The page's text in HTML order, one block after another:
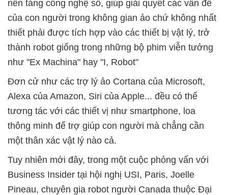
nền tảng công nghệ số, giúp giải quyết các vấn đề
của con người trong không gian ảo chứ không nhất
thiết phải được tích hợp vào các thiết bị vật lý, trở
thành robot giống trong những bộ phim viễn tưởng
như "Ex Machina" hay "I, Robot"
Đơn cử như các trợ lý ảo Cortana của Microsoft,
Alexa của Amazon, Siri của Apple... đều có thể
tương tác với các thiết vị như smartphone, loa
thông minh để trợ giúp con người mà chẳng cần
một thân xác vật lý nào cả.
Tuy nhiên mới đây, trong một cuộc phỏng vấn với
Business Insider tại hội nghị USI, Paris, Joelle
Pineau, chuyên gia robot người Canada thuộc Đại